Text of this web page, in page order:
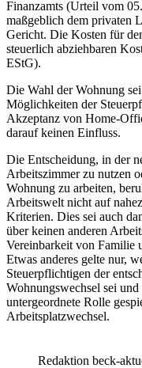
Finanzamts (Urteil vom
maßgeblich dem privaten
Gericht. Die Kosten für
steuerlich abziehbaren
EStG).
Die Wahl der Wohnung
Möglichkeiten der
Akzeptanz von Home-
darauf keinen Einfluss.
Die Entscheidung, in der
Arbeitszimmer zu nutzen
Wohnung zu arbeiten,
Arbeitswelt nicht auf
Kriterien. Dies sei auch
über keinen anderen
Vereinbarkeit von Familie
Etwas anderes gelte nur,
Steuerpflichtigen der
Wohnungswechsel sei
untergeordnete Rolle
Arbeitsplatzwechsel.
Redaktion beck-